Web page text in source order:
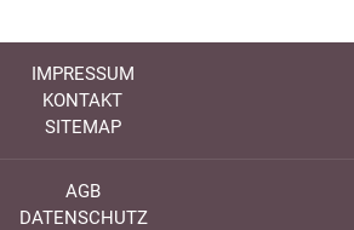
IMPRESSUM
KONTAKT
SITEMAP
AGB
DATENSCHUTZ